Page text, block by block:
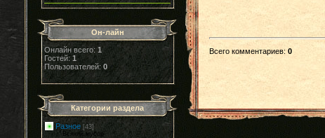
Он-лайн
Онлайн всего:1
Гостей: 1
Пользователей: 0
Категории раздела
Разное [43]
Всякий мусор
Всего комментариев: 0